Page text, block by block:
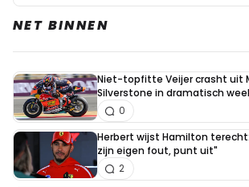
NET BINNEN
Niet-topfitte Veijer crasht uit
Silverstone in dramatisch
0
Herbert wijst Hamilton
zijn eigen fout, punt uit"
2